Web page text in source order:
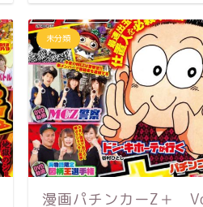
未分類
漫画パチンカーZ＋